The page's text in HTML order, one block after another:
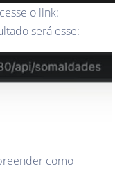
o link:
será esse:
como